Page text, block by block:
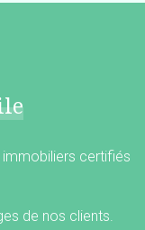
certifiés
de nos clients.